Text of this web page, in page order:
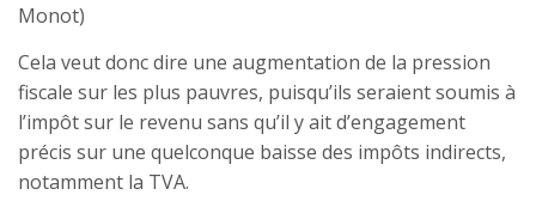
Monot)
Cela veut donc dire une augmentation de la pression
fiscale sur les plus pauvres, puisqu’ils seraient soumis à
l’impôt sur le revenu sans qu’il y ait d’engagement
précis sur une quelconque baisse des impôts indirects,
notamment la TVA.